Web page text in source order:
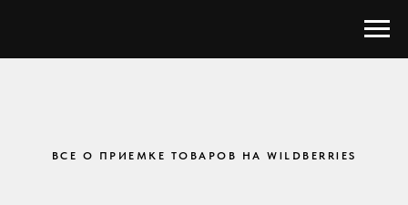
ВСЕ О ПРИЕМКЕ ТОВАРОВ НА WILDBERRIES